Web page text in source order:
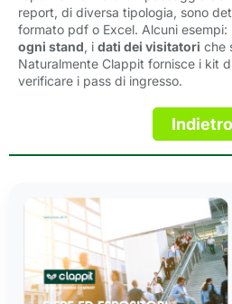
report, di diversa tipologia, sono
formato pdf o Excel. Alcuni esempi:
ogni stand, i dati dei visitatori che
Naturalmente Clappit fornisce i kit
verificare i pass di ingresso.